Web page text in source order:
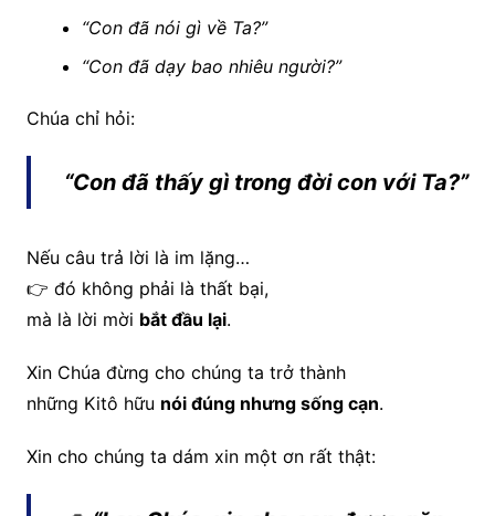
“Con đã nói gì về Ta?”
“Con đã dạy bao nhiêu người?”
Chúa chỉ hỏi:
“Con đã thấy gì trong đời con với Ta?”
Nếu câu trả lời là im lặng…
👉 đó không phải là thất bại,
mà là lời mời bắt đầu lại.
Xin Chúa đừng cho chúng ta trở thành
những Kitô hữu nói đúng nhưng sống cạn.
Xin cho chúng ta dám xin một ơn rất thật: